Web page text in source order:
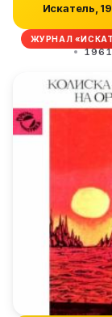
Искатель,
ЖУРНАЛ
1961